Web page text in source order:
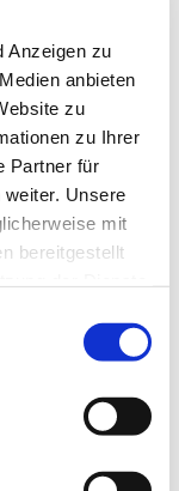
Anzeigen zu
anbieten
zu
zu Ihrer
Partner für
Unsere
mit
bereitgestellt
GmbH
Aachen